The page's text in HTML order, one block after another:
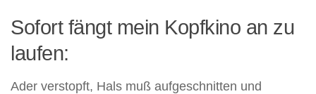
Sofort fängt mein Kopfkino an zu
laufen:
Ader verstopft, Hals muß aufgeschnitten und